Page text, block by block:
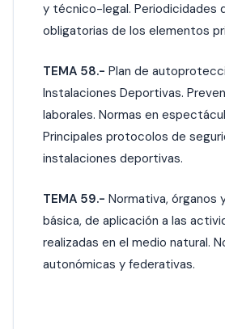
y técnico-legal. Periodicidades
obligatorias de los elementos
TEMA 58.- Plan de
Instalaciones Deportivas.
laborales. Normas en
Principales protocolos de
instalaciones deportivas.
TEMA 59.- Normativa, órganos
básica, de aplicación a las
realizadas en el medio natural.
autonómicas y federativas.